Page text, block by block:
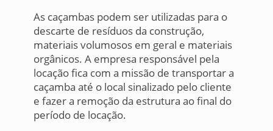
As caçambas podem ser utilizadas para o
descarte de resíduos da construção,
materiais volumosos em geral e materiais
orgânicos. A empresa responsável pela
locação fica com a missão de transportar a
caçamba até o local sinalizado pelo cliente
e fazer a remoção da estrutura ao final do
período de locação.